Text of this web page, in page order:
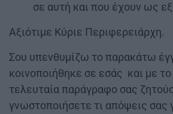
σε αυτή και που έχουν ως
Αξιότιμε Κύριε Περιφερειάρχη.
Σου υπενθυμίζω το παρακάτω
κοινοποιήθηκε σε εσάς και με
τελευταία παράγραφο σας
γνωστοποιήσετε τι απόψεις σας